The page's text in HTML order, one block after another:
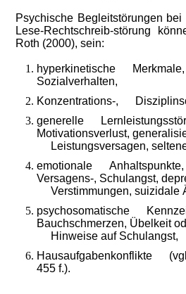
Psychische Begleitstörungen
Lese-Rechtschreib-störung
Roth (2000), sein:
hyperkinetische Merkmale,
Sozialverhalten,
Konzentrations-,
generelle
Motivationsverlust,
Leistungsversagen,
emotionale Anhaltspunkte,
Versagens-, Schulangst,
Verstimmungen, suizidale
psychosomatische
Bauchschmerzen, Übelkeit
Hinweise auf Schulangst,
Hausaufgabenkonflikte
455 f.).